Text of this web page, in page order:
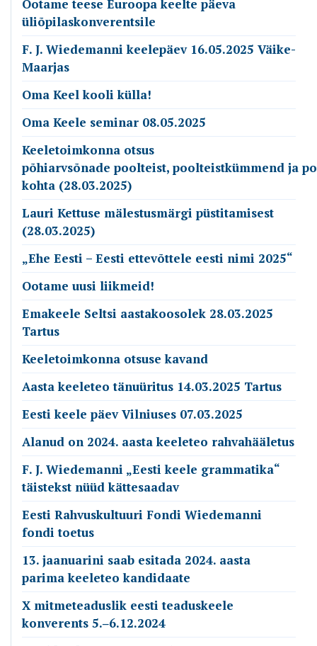
Ootame teese Euroopa keelte päeva
üliõpilaskonverentsile
F. J. Wiedemanni keelepäev 16.05.2025 Väike-
Maarjas
Oma Keel kooli külla!
Oma Keele seminar 08.05.2025
Keeletoimkonna otsus
põhiarvsõnade poolteist, poolteistkümmend ja
kohta (28.03.2025)
Lauri Kettuse mälestusmärgi püstitamisest
(28.03.2025)
„Ehe Eesti – Eesti ettevõttele eesti nimi 2025“
Ootame uusi liikmeid!
Emakeele Seltsi aastakoosolek 28.03.2025
Tartus
Keeletoimkonna otsuse kavand
Aasta keeleteo tänuüritus 14.03.2025 Tartus
Eesti keele päev Vilniuses 07.03.2025
Alanud on 2024. aasta keeleteo rahvahääletus
F. J. Wiedemanni „Eesti keele grammatika“
täistekst nüüd kättesaadav
Eesti Rahvuskultuuri Fondi Wiedemanni
fondi toetus
13. jaanuarini saab esitada 2024. aasta
parima keeleteo kandidaate
X mitmeteaduslik eesti teaduskeele
konverents 5.‒6.12.2024